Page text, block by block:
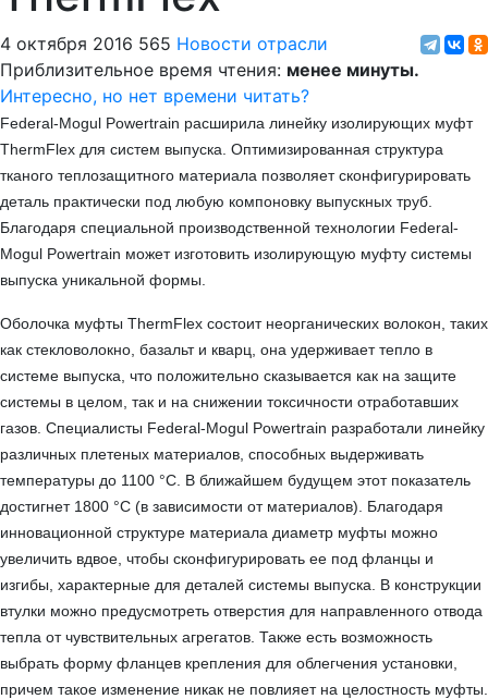
4 октября 2016 565 Новости отрасли
Приблизительное время чтения: менее минуты.
Интересно, но нет времени читать?
Federal-Mogul Powertrain расширила линейку изолирующих муфт
ThermFlex для систем выпуска. Оптимизированная структура
тканого теплозащитного материала позволяет сконфигурировать
деталь практически под любую компоновку выпускных труб.
Благодаря специальной производственной технологии Federal-
Mogul Powertrain может изготовить изолирующую муфту системы
выпуска уникальной формы.
Оболочка муфты ThermFlex состоит неорганических волокон, таких
как стекловолокно, базальт и кварц, она удерживает тепло в
системе выпуска, что положительно сказывается как на защите
системы в целом, так и на снижении токсичности отработавших
газов. Специалисты Federal-Mogul Powertrain разработали линейку
различных плетеных материалов, способных выдерживать
температуры до 1100 °C. В ближайшем будущем этот показатель
достигнет 1800 °C (в зависимости от материалов). Благодаря
инновационной структуре материала диаметр муфты можно
увеличить вдвое, чтобы сконфигурировать ее под фланцы и
изгибы, характерные для деталей системы выпуска. В конструкции
втулки можно предусмотреть отверстия для направленного отвода
тепла от чувствительных агрегатов. Также есть возможность
выбрать форму фланцев крепления для облегчения установки,
причем такое изменение никак не повлияет на целостность муфты.